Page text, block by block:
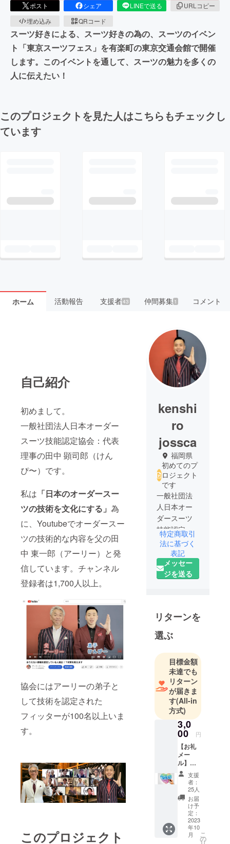
ポスト シェア LINEで送る
URLコピー
埋め込み
QRコード
スーツ好きによる、スーツ好きの為の、スーツのイベン
ト「東京スーツフェス」を有楽町の東京交通会館で開催
します。このイベントを通して、スーツの魅力を多くの
人に伝えたい！
このプロジェクトを見た人はこちらもチェックし
ています
ホーム 活動報告 支援者43 仲間募集 1 コメント
自己紹介
初めまして。
一般社団法人日本オーダー
スーツ技能認定協会：代表
理事の田中 顕司郎（けん
ぴ〜）です。
私は 「日本のオーダースー
ツの技術を文化にする」 為
に、Youtubeでオーダースー
ツの技術的な内容を父の田
中 東一郎（アーリー）と発
信しています。チャンネル
登録者は1,700人以上。
協会にはアーリーの弟子と
して技術を認定された
フィッターが100名以上いま
す。
このプロジェクト
kenshi
ro
jossca
福岡県
初めてのプ
ロジェクト
です
一般社団法
人日本オー
ダースーツ
技能認定協
会
代表理事の
田中顕司郎
です。
頂きたいで
すし
積極的に支
援されたい
です。
それが社会
全体を笑顔
にする仕組
みだと信じ
てます。
特定商取引
法に基づく
表記
メッセー
ジを送る
リターンを
選ぶ
目標金額
未達でも
リターン
が届きま
す(All-in
方式)
3,0
00 円
【お礼
メー
ル】
「支援
の全額
を運営
資金に
使って
欲し
い」と
お考え
の方
支援
者：
25人
お届
け予
定：
2023
年10
月
こ
の